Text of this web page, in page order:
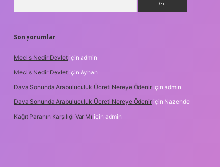
Son yorumlar
Meclis Nedir Devlet için admin
Meclis Nedir Devlet için Ayhan
Dava Sonunda Arabuluculuk Ücreti Nereye Ödenir için admin
Dava Sonunda Arabuluculuk Ücreti Nereye Ödenir için Nazende
Kağıt Paranın Karşılığı Var Mı için admin